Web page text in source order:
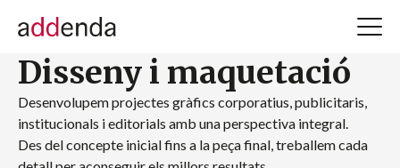
Disseny i maquetació
Desenvolupem projectes gràfics corporatius, publicitaris,
institucionals i editorials amb una perspectiva integral.
Des del concepte inicial fins a la peça final, treballem cada